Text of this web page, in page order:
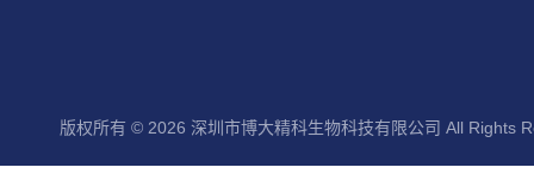
版权所有 © 2026 深圳市博大精科生物科技有限公司 All Rights